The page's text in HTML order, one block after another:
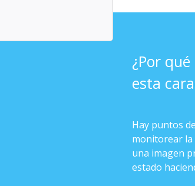
¿Por
esta
Hay puntos
monitorear la
una imagen
estado